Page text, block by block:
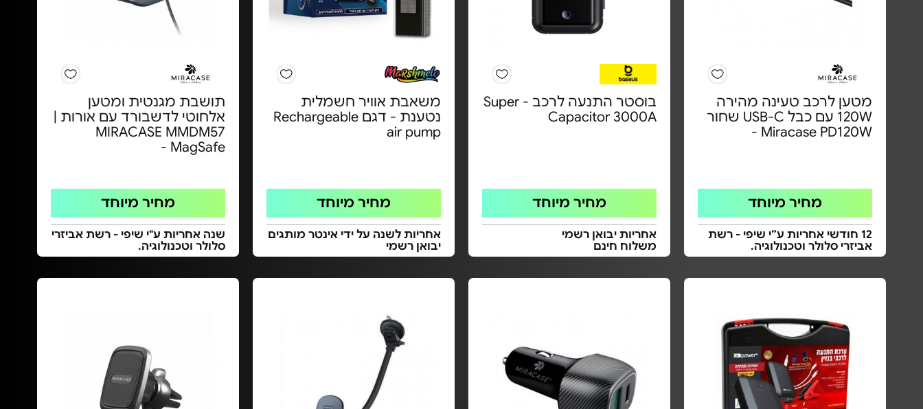
מטען לרכב טעינה מהירה
120W עם כבל USB-C שחור
Miracase PD120W -
מחיר מיוחד
12 חודשי אחריות ע״י שיפי - רשת
אביזרי סלולר וטכנולוגיה.
בוסטר התנעה לרכב - Super
Capacitor 3000A
מחיר מיוחד
אחריות יבואן רשמי
משלוח חינם
משאבת אוויר חשמלית
נטענת - דגם Rechargeable
air pump
מחיר מיוחד
אחריות לשנה על ידי אינטר מותגים
יבואן רשמי
תושבת מגנטית ומטען
אלחוטי לדשבורד עם אורות |
MIRACASE MMDM57
MagSafe -
מחיר מיוחד
שנה אחריות ע"י שיפי - רשת אביזרי
סלולר וטכנולוגיה.